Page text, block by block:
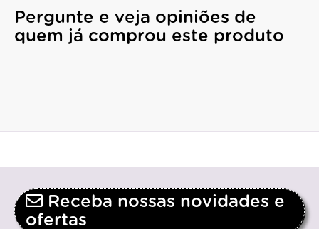
Pergunte e veja opiniões de
quem já comprou este produto
Receba nossas novidades e
ofertas